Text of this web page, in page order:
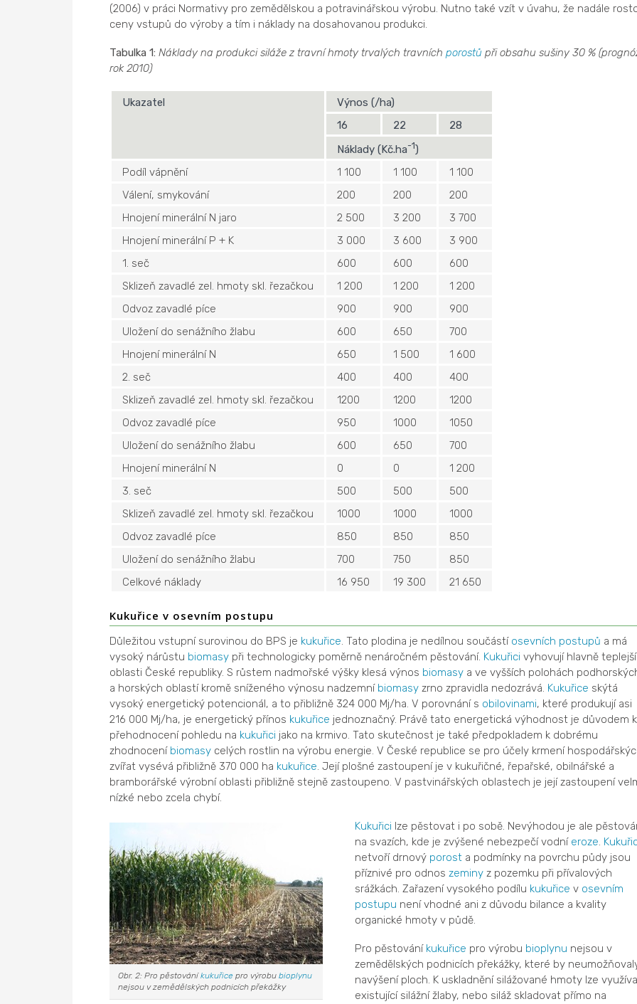
(2006) v práci Normativy pro zemědělskou a potravinářskou výrobu. Nutno také vzít v úvahu, že nadále
ceny vstupů do výroby a tím i náklady na dosahovanou produkci.
Tabulka 1: Náklady na produkci siláže z travní hmoty trvalých travních porostůpři obsahu sušiny 30 %
rok 2010)
Ukazatel
Výnos (/ha)
16
22
28
Náklady (Kč.ha-1)
Podíl vápnění
1 100 1 100
1 100
Válení, smykování
200 200
200
Hnojení minerální N jaro
2 500 3 200
3 700
Hnojení minerální P + K
3 000 3 600
3 900
1. seč
600 600
600
Sklizeň zavadlé zel. hmoty skl. řezačkou
1 200 1 200
1 200
Odvoz zavadlé píce
900 900
900
Uložení do senážního žlabu
600 650
700
Hnojení minerální N
650 1 500
1 600
2. seč
400 400
400
Sklizeň zavadlé zel. hmoty skl. řezačkou
1200 1200
1200
Odvoz zavadlé píce
950 1000
1050
Uložení do senážního žlabu
600 650
700
Hnojení minerální N
0 0
1 200
3. seč
500 500
500
Sklizeň zavadlé zel. hmoty skl. řezačkou
1000 1000
1000
Odvoz zavadlé píce
850 850
850
Uložení do senážního žlabu
700 750
850
Celkové náklady
16 950 19 300 21 650
Kukuřice v osevním postupu
Důležitou vstupní surovinou do BPS je kukuřice. Tato plodina je nedílnou součástí osevních postupů a má
vysoký nárůstu biomasypři technologicky poměrně nenáročném pěstování. Kukuřici vyhovují hlavně teplejší
oblasti České republiky. S růstem nadmořské výšky klesá výnos biomasya ve vyšších polohách
a horských oblastí kromě sníženého výnosu nadzemní biomasyzrno zpravidla nedozrává. Kukuřice skýtá
vysoký energetický potencionál, a to přibližně 324 000 Mj/ha. V porovnání s obilovinami, které produkují asi
216 000 Mj/ha, je energetický přínos kukuřice jednoznačný. Právě tato energetická výhodnost je důvodem k
přehodnocení pohledu na kukuřici jako na krmivo. Tato skutečnost je také předpokladem k dobrému
zhodnocení biomasycelých rostlin na výrobu energie. V České republice se pro účely krmení
zvířat vysévá přibližně 370 000 ha kukuřice. Její plošné zastoupení je v kukuřičné, řepařské, obilnářské a
bramborářské výrobní oblasti přibližně stejně zastoupeno. V pastvinářských oblastech je její zastoupení
nízké nebo zcela chybí.
Obr. 2: Pro pěstováníkukuřice pro výrobu bioplynu
nejsou v zemědělských podnicích překážky
Kukuřici lze pěstovat i po sobě. Nevýhodou je ale
na svazích, kde je zvýšené nebezpečí vodní eroze.
netvoří drnový porosta podmínky na povrchu půdy jsou
příznivé pro odnos zeminyz pozemku při přívalových
srážkách. Zařazení vysokého podílu kukuřice v osevním
postupu není vhodné ani z důvodu bilance a kvality
organické hmoty v půdě.
Pro pěstování kukuřice pro výrobu bioplynu nejsou v
zemědělských podnicích překážky, které by
navýšení ploch. K uskladnění silážované hmoty lze
existující silážní žlaby, nebo siláž skladovat přímo na